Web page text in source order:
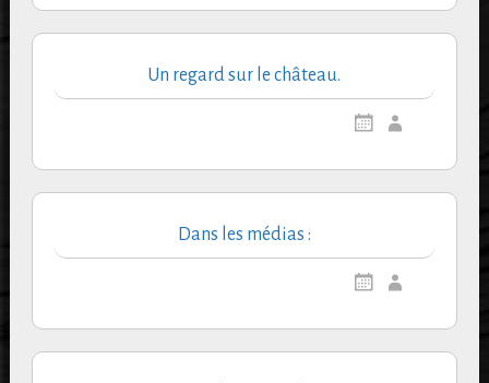
Un regard sur le château.
Dans les médias :